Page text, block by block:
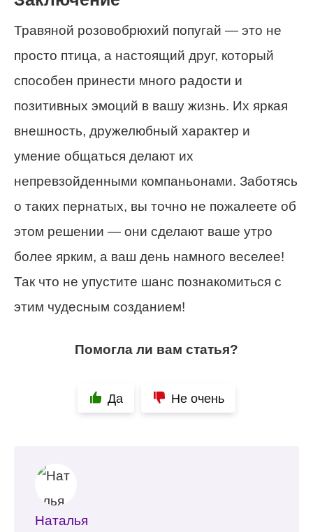
Травяной розовобрюхий попугай — это не
просто птица, а настоящий друг, который
способен принести много радости и
позитивных эмоций в вашу жизнь. Их яркая
внешность, дружелюбный характер и
умение общаться делают их
непревзойденными компаньонами. Заботясь
о таких пернатых, вы точно не пожалеете об
этом решении — они сделают ваше утро
более ярким, а ваш день намного веселее!
Так что не упустите шанс познакомиться с
этим чудесным созданием!
Помогла ли вам статья?
Да Не очень
Наталья